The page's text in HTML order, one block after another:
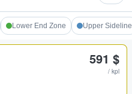
Lower End Zone Upper Sideline
591 $
/ kpl